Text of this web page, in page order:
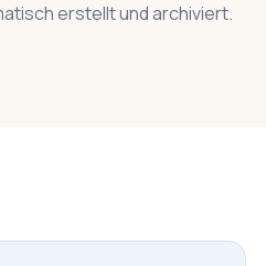
erstellt und archiviert.